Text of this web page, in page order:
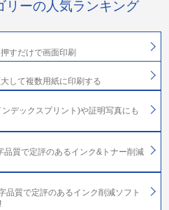
リーの人気ランキング
すだけで画面印刷
して複数用紙に印刷する
デックスプリント)や証明写真にも
質で定評のあるインク&トナー削減
品質で定評のあるインク削減ソフト